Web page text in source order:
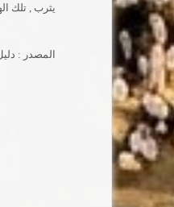
يثرب , تلك
المصدر :